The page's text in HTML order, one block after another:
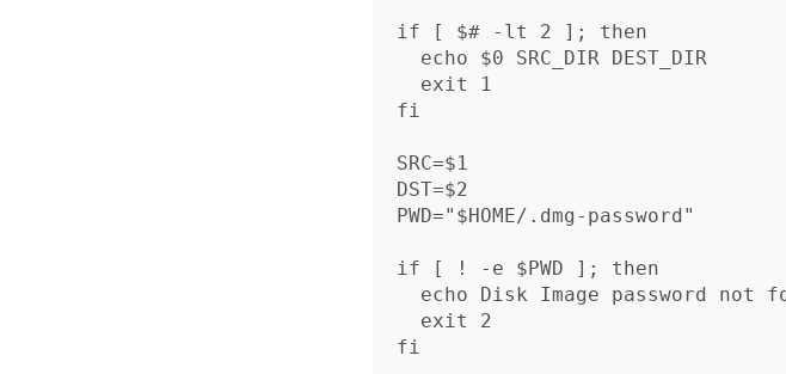
if [ $# -lt 2 ] ;
then
echo
$0 SRC_DIR DEST_DIR
exit
fi
SRC=$1
DST=$2
PWD=" $HOME/.dmg-password"
if [ ! -e $PWD ] ;
then
echo Disk Image password not
exit
fi